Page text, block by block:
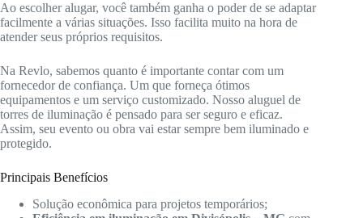
Ao escolher alugar, você também ganha o poder de se adaptar
facilmente a várias situações. Isso facilita muito na hora de
atender seus próprios requisitos.
Na Revlo, sabemos quanto é importante contar com um
fornecedor de confiança. Um que forneça ótimos
equipamentos e um serviço customizado. Nosso aluguel de
torres de iluminação é pensado para ser seguro e eficaz.
Assim, seu evento ou obra vai estar sempre bem iluminado e
protegido.
Principais Benefícios
Solução econômica para projetos temporários;